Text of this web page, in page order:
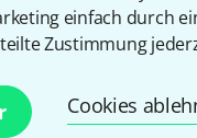
einfach durch
Zustimmung
Cookies